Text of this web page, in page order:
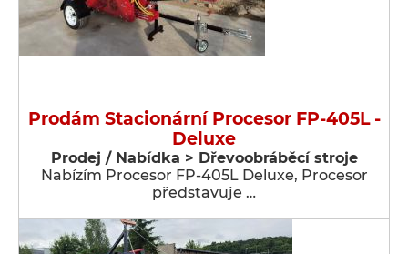
Prodám Stacionární Procesor FP-405L -
Deluxe
Prodej / Nabídka > Dřevoobráběcí stroje
Nabízím Procesor FP-405L Deluxe, Procesor
představuje …